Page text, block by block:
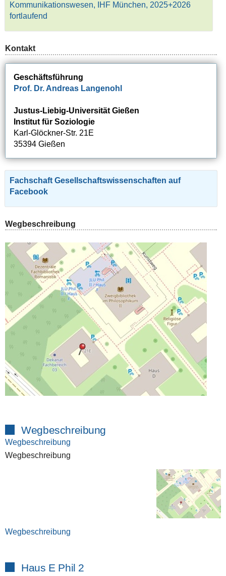
Kommunikationswesen, IHF München, 2025+2026
fortlaufend
Kontakt
Geschäftsführung
Prof. Dr. Andreas Langenohl
Justus-Liebig-Universität Gießen
Institut für Soziologie
Karl-Glöckner-Str. 21E
35394 Gießen
Fachschaft Gesellschaftswissenschaften auf
Facebook
Wegbeschreibung
Wegbeschreibung
Wegbeschreibung
Wegbeschreibung
Wegbeschreibung
Haus E Phil 2